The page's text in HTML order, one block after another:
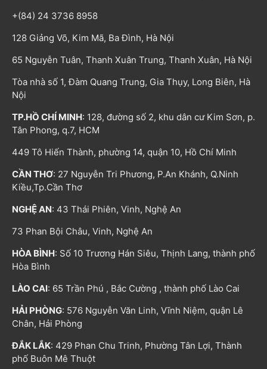
+(84) 24 3736 8958
128 Giảng Võ, Kim Mã, Ba Đình, Hà Nội
65 Nguyễn Tuân, Thanh Xuân Trung, Thanh Xuân, Hà Nội
Tòa nhà số 1, Đàm Quang Trung, Gia Thụy, Long Biên, Hà
Nội
TP.HỒ CHÍ MINH: 128, đường số 2, khu dân cư Kim Sơn, p.
Tân Phong, q.7, HCM
449 Tô Hiến Thành, phường 14, quận 10, Hồ Chí Minh
CẦN THƠ: 27 Nguyễn Tri Phương, P.An Khánh, Q.Ninh
Kiều,Tp.Cần Thơ
NGHỆ AN: 43 Thái Phiên, Vinh, Nghệ An
73 Phan Bội Châu, Vinh, Nghệ An
HÒA BÌNH: Số 10 Trương Hán Siêu, Thịnh Lang, thành phố
Hòa Bình
LÀO CAI: 65 Trần Phú , Bắc Cường , thành phố Lào Cai
HẢI PHÒNG: 576 Nguyễn Văn Linh, Vĩnh Niệm, quận Lê
Chân, Hải Phòng
ĐẮK LẮK: 429 Phan Chu Trinh, Phường Tân Lợi, Thành
phố Buôn Mê Thuột